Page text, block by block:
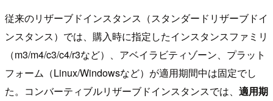
従来のリザーブドインスタンス（スタンダードリザーブドイ
ンスタンス）では、購入時に指定したインスタンスファミリ
（m3/m4/c3/c4/r3など）、アベイラビティゾーン、プラット
フォーム（Linux/Windowsなど）が適用期間中は固定でし
た。コンバーティブルリザーブドインスタンスでは、 適用期